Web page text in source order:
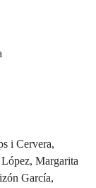
i Cervera,
Margarita
García,